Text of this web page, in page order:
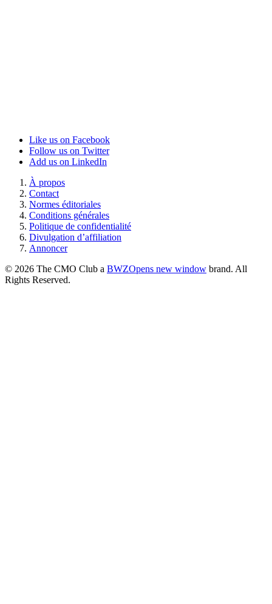
Like us on Facebook
Follow us on Twitter
Add us on LinkedIn
À propos
Contact
Normes éditoriales
Conditions générales
Politique de confidentialité
Divulgation d’affiliation
Annoncer
© 2026 The CMO Club a BWZOpens new window brand. All
Rights Reserved.